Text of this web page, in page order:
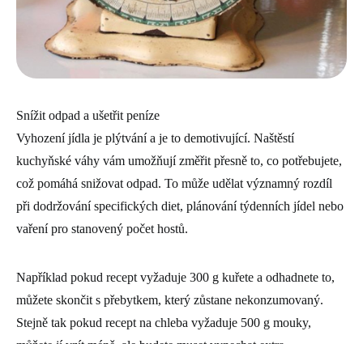
Snížit odpad a ušetřit peníze
Vyhození jídla je plýtvání a je to demotivující. Naštěstí
kuchyňské váhy vám umožňují změřit přesně to, co potřebujete,
což pomáhá snižovat odpad. To může udělat významný rozdíl
při dodržování specifických diet, plánování týdenních jídel nebo
vaření pro stanovený počet hostů.
Například pokud recept vyžaduje 300 g kuřete a odhadnete to,
můžete skončit s přebytkem, který zůstane nekonzumovaný.
Stejně tak pokud recept na chleba vyžaduje 500 g mouky,